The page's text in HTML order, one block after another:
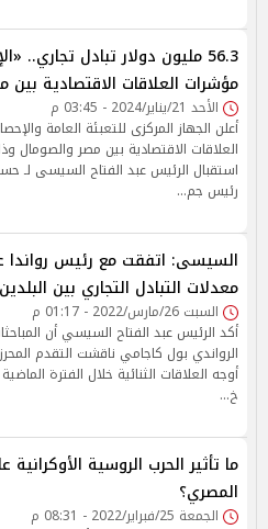
56.3 مليون دولار تبادل تجاري..
مؤشرات العلاقات الاقتصادية بين
الأحد 21/يناير/2024 - 03:45 م
أعلن الجهاز المركزى للتعبئة العامة
العلاقات الاقتصادية بين مصر والصومال
استقبال الرئيس عبد الفتاح السيسى لـ
رئيس جم…
السيسى: اتفقت مع رئيس رواندا
معدلات التبادل التجاري بين البلدين
السبت 26/مارس/2022 - 01:17 م
أكد الرئيس عبد الفتاح السيسي أن
الرواندي بول كاجامي ناقشت التقدم
أوجه العلاقات الثنائية خلال الفترة
خ…
ما تأثير الحرب الروسية الأوكرانية
المصري؟
الجمعة 25/فبراير/2022 - 08:31 م